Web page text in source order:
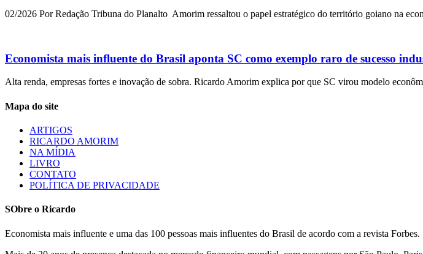
02/2026 Por Redação Tribuna do Planalto Amorim ressaltou o papel estratégico do território goiano na
Economista mais influente do Brasil aponta SC como exemplo raro de sucesso
Alta renda, empresas fortes e inovação de sobra. Ricardo Amorim explica por que SC virou modelo
Mapa do site
ARTIGOS
RICARDO AMORIM
NA MÍDIA
LIVRO
CONTATO
POLÍTICA DE PRIVACIDADE
SObre o Ricardo
Economista mais influente e uma das 100 pessoas mais influentes do Brasil de acordo com a revista Forbes.